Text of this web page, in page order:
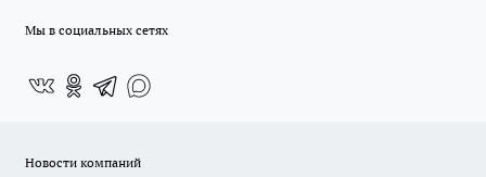
Мы в социальных сетях
Новости компаний